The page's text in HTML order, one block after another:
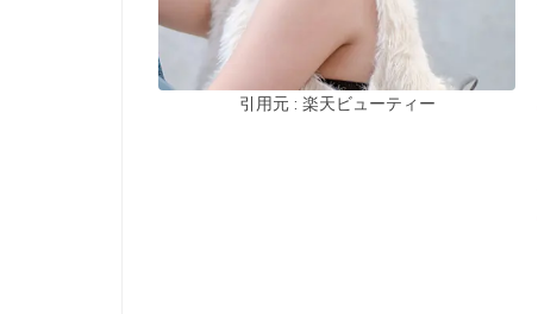
引用元 : 楽天ビューティー